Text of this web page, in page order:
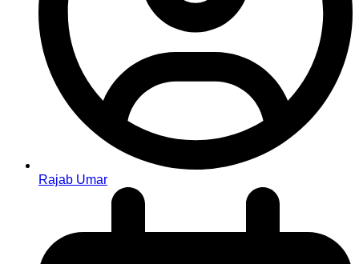
Rajab Umar